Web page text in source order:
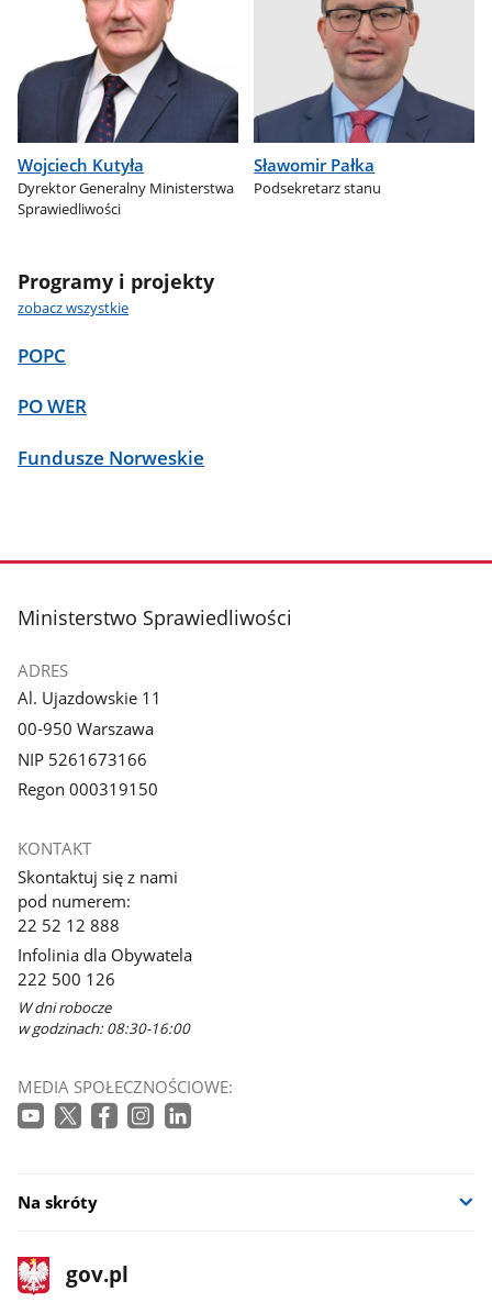
Wojciech Kutyła
Dyrektor Generalny Ministerstwa
Sprawiedliwości
Sławomir Pałka
Podsekretarz stanu
Programy i projekty
zobacz wszystkie
POPC
PO WER
Fundusze Norweskie
stopka
Ministerstwo Sprawiedliwości
ADRES
Al. Ujazdowskie 11
00-950 Warszawa
NIP 5261673166
Regon 000319150
KONTAKT
Skontaktuj się z nami
pod numerem:
22 52 12 888
Infolinia dla Obywatela
222 500 126
W dni robocze
w godzinach: 08:30-16:00
MEDIA SPOŁECZNOŚCIOWE:
Na skróty
stopka
gov.pl
Strona
gov.pl